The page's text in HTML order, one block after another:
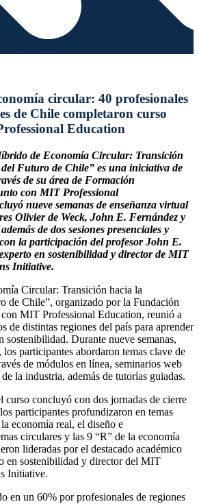
circular: 40 profesionales
de Chile completaron curso
Education
de Economía Circular: Transición
Futuro de Chile” es una iniciativa de
de su área de Formación
con MIT Professional
nueve semanas de enseñanza virtual
Olivier de Weck, John E. Fernández y
de dos sesiones presenciales y
la participación del profesor John E.
en sostenibilidad y director de MIT
Initiative.
Circular: Transición hacia la
de Chile”, organizado por la Fundación
MIT Professional Education, reunió a
de distintas regiones del país para aprender
sostenibilidad. Durante nueve semanas,
participantes abordaron temas clave de
de módulos en línea, seminarios web
la industria, además de tutorías guiadas.
curso concluyó con dos jornadas de cierre
participantes profundizaron en temas
economía real, el diseño e
circulares y las 9 “R” de la economía
lideradas por el destacado académico
en sostenibilidad y director del MIT
Initiative.
en un 60% por profesionales de regiones